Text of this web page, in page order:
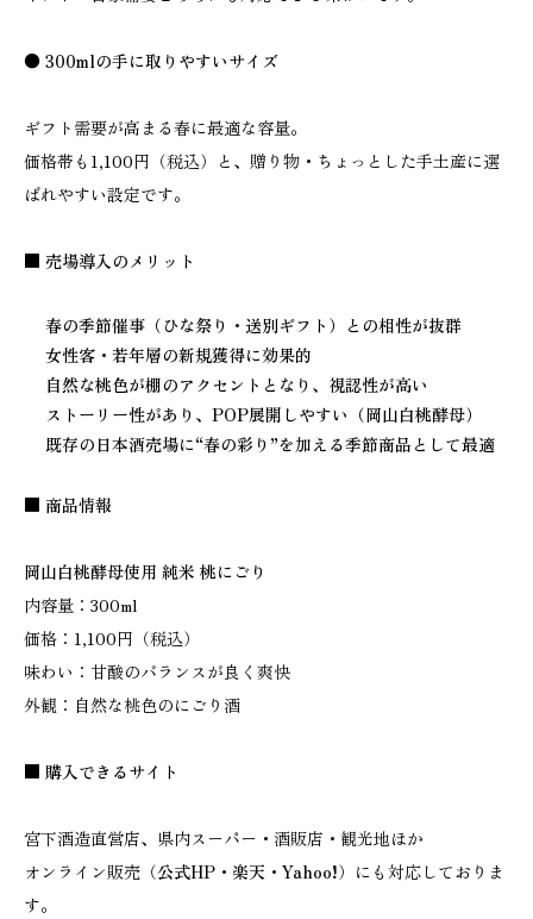
● 300mlの手に取りやすいサイズ
ギフト需要が高まる春に最適な容量。
価格帯も1,100円（税込）と、贈り物・ちょっとした手土産に選
ばれやすい設定です。
■ 売場導入のメリット
春の季節催事（ひな祭り・送別ギフト）との相性が抜群
女性客・若年層の新規獲得に効果的
自然な桃色が棚のアクセントとなり、視認性が高い
ストーリー性があり、POP展開しやすい（岡山白桃酵母）
既存の日本酒売場に“春の彩り”を加える季節商品として最適
■ 商品情報
岡山白桃酵母使用 純米 桃にごり
内容量：300ml
価格：1,100円（税込）
味わい：甘酸のバランスが良く爽快
外観：自然な桃色のにごり酒
■ 購入できるサイト
宮下酒造直営店、県内スーパー・酒販店・観光地ほか
オンライン販売（公式HP ・ 楽天 ・ Yahoo!）にも対応しておりま
す。